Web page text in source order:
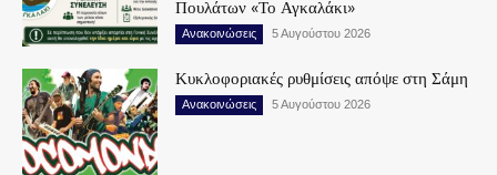
Πουλάτων «Το Αγκαλάκι»
Ανακοινώσεις 5 Αυγούστου 2026
Κυκλοφοριακές ρυθμίσεις απόψε στη Σάμη
Ανακοινώσεις 5 Αυγούστου 2026